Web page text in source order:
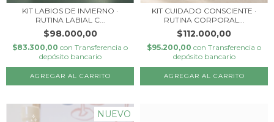
KIT LABIOS DE INVIERNO ·
RUTINA LABIAL C...
$98.000,00
$83.300,00 con Transferencia o
depósito bancario
KIT CUIDADO CONSCIENTE ·
RUTINA CORPORAL...
$112.000,00
$95.200,00 con Transferencia o
depósito bancario
NUEVO